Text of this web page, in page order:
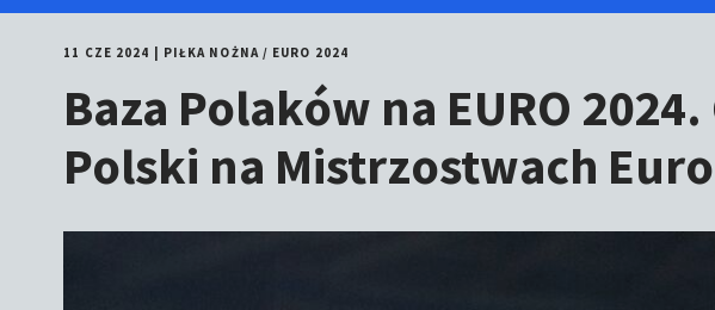
11 CZE 2024 PIŁKA NOŻNA/ EURO 2024
Baza Polaków na EURO
Polski na Mistrzostwach